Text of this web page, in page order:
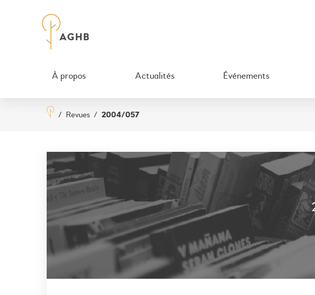
À propos Actualités Événements
/ Revues / 2004/057